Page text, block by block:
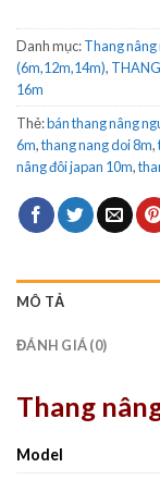
Danh mục:Thang
(6m,12m,14m),
16m
Thẻ:bán thang nâng
6m,thang nang doi 8m,
nâng đôi japan 10m,
MÔ TẢ
ĐÁNH GIÁ (0)
Thang
Model